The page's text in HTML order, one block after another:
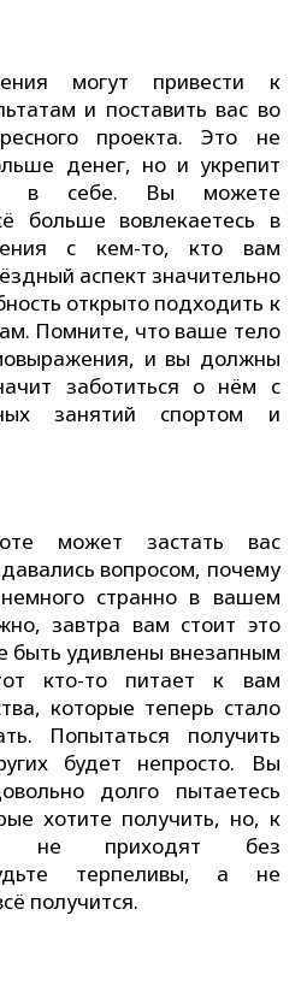
могут привести к
и поставить вас во
проекта. Это не
денег, но и укрепит
в себе. Вы можете
больше вовлекаетесь в
с кем-то, кто вам
аспект значительно
открыто подходить к
Помните, что ваше тело
и вы должны
заботиться о нём с
занятий спортом и
может застать вас
вопросом, почему
странно в вашем
завтра вам стоит это
быть удивлены внезапным
кто-то питает к вам
которые теперь стало
Попытаться получить
будет непросто. Вы
долго пытаетесь
хотите получить, но, к
не приходят без
терпеливы, а не
получится.